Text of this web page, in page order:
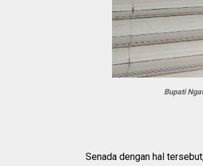
Bupati
Senada dengan hal